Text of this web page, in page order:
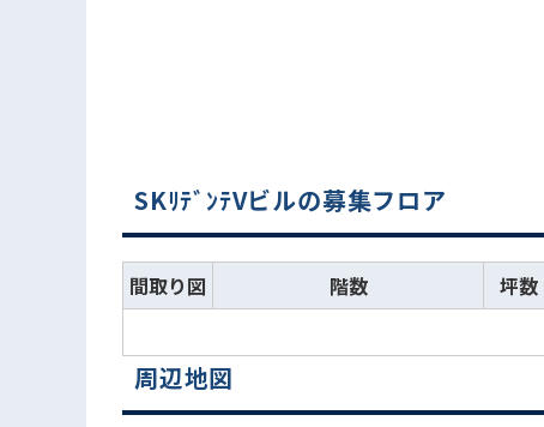
SKﾘﾃﾞﾝﾃVビルの募集フロア
間取り図 階数 坪数
周辺地図